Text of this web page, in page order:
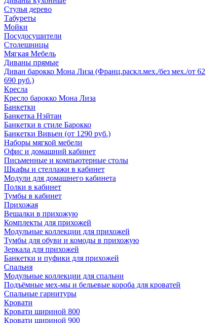
Стулья дерево
Табуреты
Мойки
Посудосушители
Столешницы
Мягкая Мебель
Диваны прямые
Диван барокко Мона Лиза (Франц.раскл.мех./без мех./от 62
690 руб.)
Кресла
Кресло барокко Мона Лиза
Банкетки
Банкетка Нэйтан
Банкетки в стиле Барокко
Банкетки Вивьен (от 1290 руб.)
Наборы мягкой мебели
Офис и домашний кабинет
Письменные и компьютерные столы
Шкафы и стеллажи в кабинет
Модули для домашнего кабинета
Полки в кабинет
Тумбы в кабинет
Прихожая
Вешалки в прихожую
Комплекты для прихожей
Модульные коллекции для прихожей
Тумбы для обуви и комоды в прихожую
Зеркала для прихожей
Банкетки и пуфики для прихожей
Спальня
Модульные коллекции для спальни
Подъёмные мех-мы и бельевые короба для кроватей
Спальные гарнитуры
Кровати
Кровати шириной 800
Кровати шириной 900